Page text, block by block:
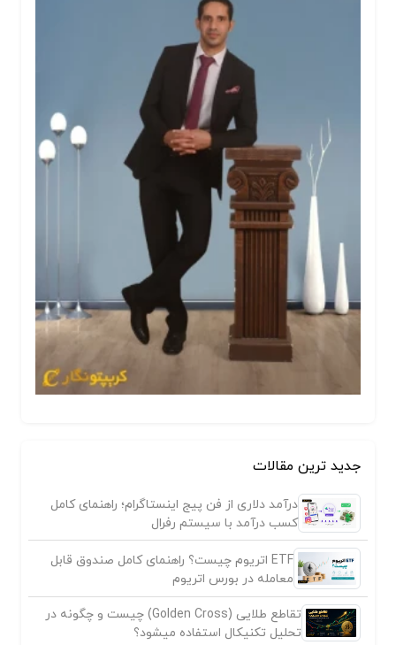
جدید ترین مقالات
درآمد دلاری از فن پیج اینستاگرام؛ راهنمای کامل
کسب درآمد با سیستم رفرال
ETF اتریوم چیست؟ راهنمای کامل صندوق قابل
معامله در بورس اتریوم
تقاطع طلایی (Golden Cross) چیست و چگونه در
تحلیل تکنیکال استفاده میشود؟